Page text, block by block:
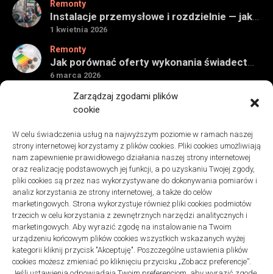
Zarządzaj zgodami plików
cookie
W celu świadczenia usług na najwyższym poziomie w ramach naszej
strony internetowej korzystamy z plików cookies. Pliki cookies umożliwiają
nam zapewnienie prawidłowego działania naszej strony internetowej
oraz realizację podstawowych jej funkcji, a po uzyskaniu Twojej zgody,
pliki cookies są przez nas wykorzystywane do dokonywania pomiarów i
analiz korzystania ze strony internetowej, a także do celów
marketingowych. Strona wykorzystuje również pliki cookies podmiotów
trzecich w celu korzystania z zewnętrznych narzędzi analitycznych i
marketingowych. Aby wyrazić zgodę na instalowanie na Twoim
urządzeniu końcowym plików cookies wszystkich wskazanych wyżej
kategorii kliknij przycisk "Akceptuję". Poszczególne ustawienia plików
cookies możesz zmieniać po kliknięciu przycisku „Zobacz preferencje”.
Remonty
Instalacje przemysłowe i rozdzielnie — jak ocenić wykonawcę do obiektu technicznego
1 kwietnia 2026
Remonty
Jak porównać oferty wykonania świadectwa energetycznego bez wpadek
6 marca 2026
Remonty
Znaczenie detali montażowych w codziennej pracy technicznej
Remonty
Podłogi winylowe – jakie mają zalety w porównaniu z drewnianymi
2 listopada 2025
Polityka plików cookies (EU)|Polityka prywatności